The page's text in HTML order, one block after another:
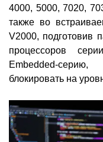
4000, 5000, 7020,
также во
V2000, подготовив
процессоров
Embedded-
блокировать на